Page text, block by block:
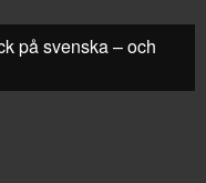
på svenska – och